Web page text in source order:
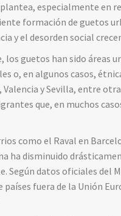
especialmente en
formación de guetos
y el desorden social
guetos han sido áreas
o, en algunos casos,
y Sevilla, entre
que, en muchos
como el Raval en
ha disminuido
Según datos oficiales del
fuera de la Unión